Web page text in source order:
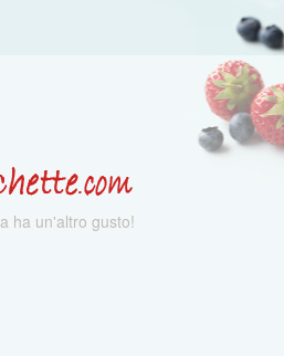
ha un'altro gusto!